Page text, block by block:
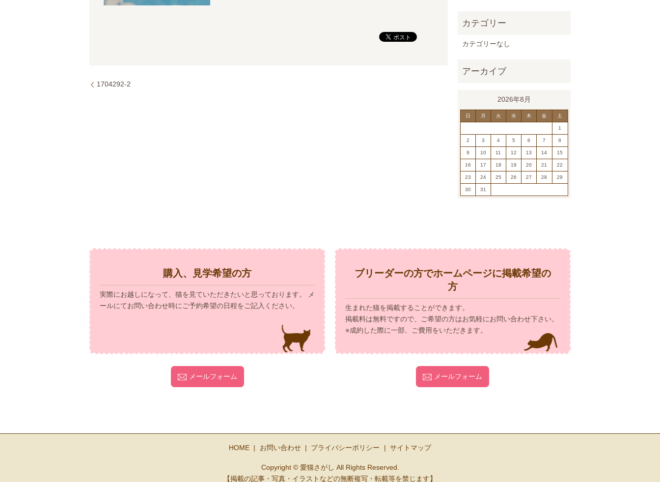
1704292-2
カテゴリーなし
2026年8月
日 月 火 水 木 金 土
1
2 3 4 5 6 7 8
9 10 11 12 13 14 15
16 17 18 19 20 21 22
23 24 25 26 27 28 29
30 31
購入、見学希望の方
実際にお越しになって、猫を見ていただきたいと思っております。 メ
ールにてお問い合わせ時にご予約希望の日程をご記入ください。
メールフォーム
ブリーダーの方でホームページに掲載希望の
方
生まれた猫を掲載することができます。
掲載料は無料ですので、ご希望の方はお気軽にお問い合わせ下さい。
※成約した際に一部、ご費用をいただきます。
メールフォーム
HOME お問い合わせ プライバシーポリシー サイトマップ
Copyright © 愛猫さがし All Rights Reserved.
【掲載の記事・写真・イラストなどの無断複写・転載等を禁じます】